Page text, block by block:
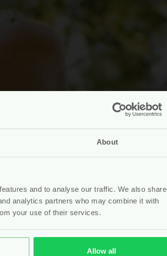
About
and to analyse our traffic. We also share
analytics partners who may combine it with
your use of their services.
Allow all